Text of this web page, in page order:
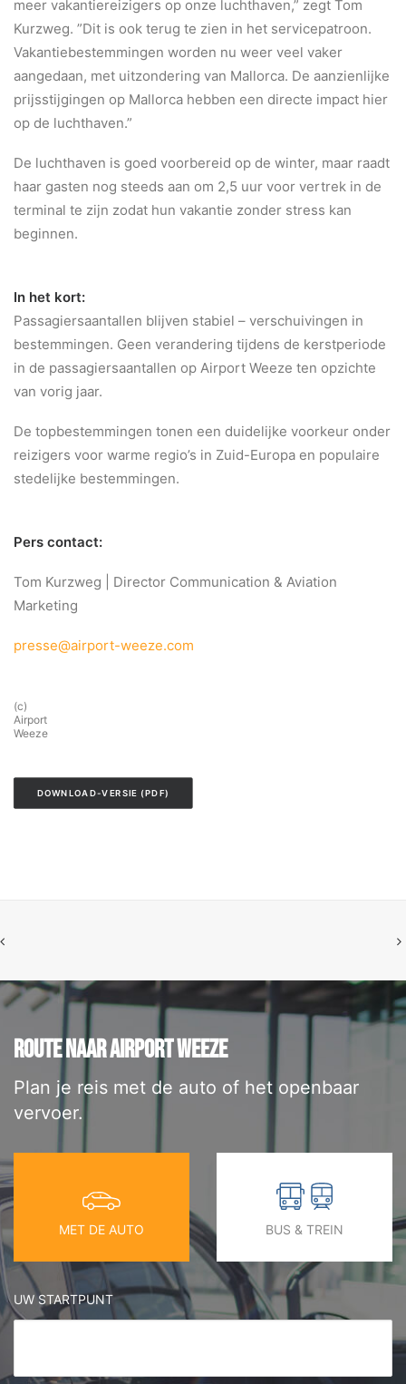
meer vakantiereizigers op onze luchthaven,” zegt Tom
Kurzweg. ”Dit is ook terug te zien in het servicepatroon.
Vakantiebestemmingen worden nu weer veel vaker
aangedaan, met uitzondering van Mallorca. De aanzienlijke
prijsstijgingen op Mallorca hebben een directe impact hier
op de luchthaven.”
De luchthaven is goed voorbereid op de winter, maar raadt
haar gasten nog steeds aan om 2,5 uur voor vertrek in de
terminal te zijn zodat hun vakantie zonder stress kan
beginnen.
In het kort:
Passagiersaantallen blijven stabiel – verschuivingen in
bestemmingen. Geen verandering tijdens de kerstperiode
in de passagiersaantallen op Airport Weeze ten opzichte
van vorig jaar.
De topbestemmingen tonen een duidelijke voorkeur onder
reizigers voor warme regio’s in Zuid-Europa en populaire
stedelijke bestemmingen.
Pers contact:
Tom Kurzweg | Director Communication & Aviation
Marketing
presse@airport-weeze.com
(c)
Airport
Weeze
DOWNLOAD-VERSIE (PDF)
ROUTE NAAR AIRPORT WEEZE
Plan je reis met de auto of het openbaar
vervoer.
MET DE AUTO BUS & TREIN
UW STARTPUNT